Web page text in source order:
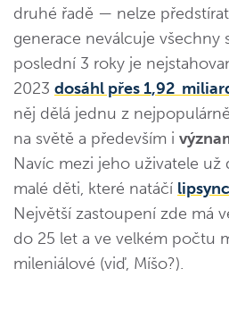
druhé řadě — nelze
generace neválcuje všechny
poslední 3 roky je
2023 dosáhl přes 1,92
něj dělá jednu z
na světě a především i
Navíc mezi jeho uživatele už
malé děti, které natáčí lipsync
Největší zastoupení zde má
do 25 let a ve velkém počtu
mileniálové (viď, Míšo?).